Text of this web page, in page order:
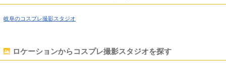
岐阜のコスプレ撮影スタジオ
ロケーションからコスプレ撮影スタジオを探す